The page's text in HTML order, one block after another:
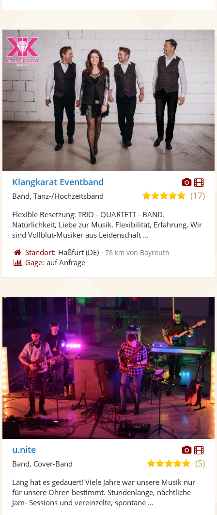
Klangkarat Eventband
5,0
Sternen
(17)
Band, Tanz-/Hochzeitsband
Flexible Besetzung: TRIO - QUARTETT - BAND.
Natürlichkeit, Liebe zur Musik, Flexibilität, Erfahrung. Wir
sind Vollblut-Musiker aus Leidenschaft ...
Standort: Haßfurt (DE) -78 km von Bayreuth
Gage: auf Anfrage
Fotos
u.nite
5,0
5
(5)
Band, Cover-Band
Lang hat es gedauert! Viele Jahre war unsere Musik nur
für unsere Ohren bestimmt. Stundenlange, nächtliche
Jam- Sessions und vereinzelte, spontane ...